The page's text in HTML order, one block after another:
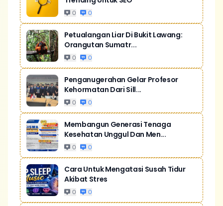
0 0
Petualangan Liar Di Bukit Lawang:
Orangutan Sumatr...
0 0
Penganugerahan Gelar Profesor
Kehormatan Dari Sill...
0 0
Membangun Generasi Tenaga
Kesehatan Unggul Dan Men...
0 0
Cara Untuk Mengatasi Susah Tidur
Akibat Stres
0 0